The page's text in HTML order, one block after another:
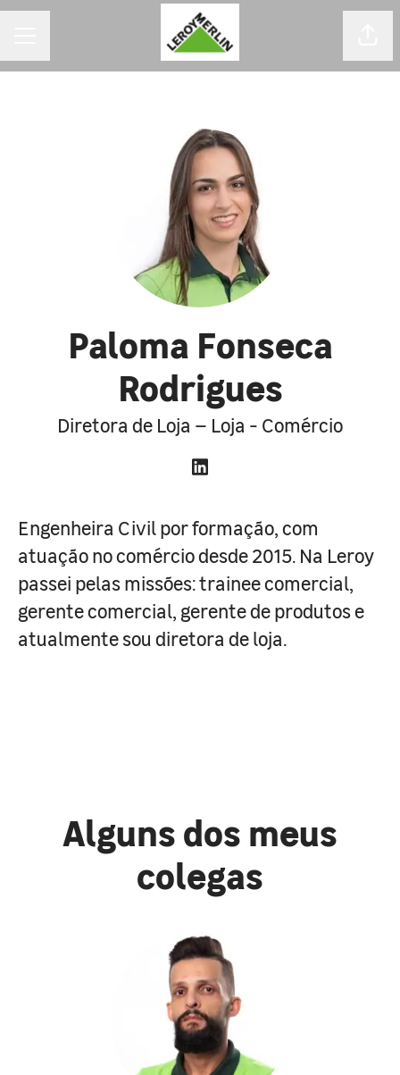
Paloma Fonseca
Rodrigues
Diretora de Loja – Loja - Comércio
Engenheira Civil por formação, com
atuação no comércio desde 2015. Na Leroy
passei pelas missões: trainee comercial,
gerente comercial, gerente de produtos e
atualmente sou diretora de loja.
Alguns dos meus
colegas